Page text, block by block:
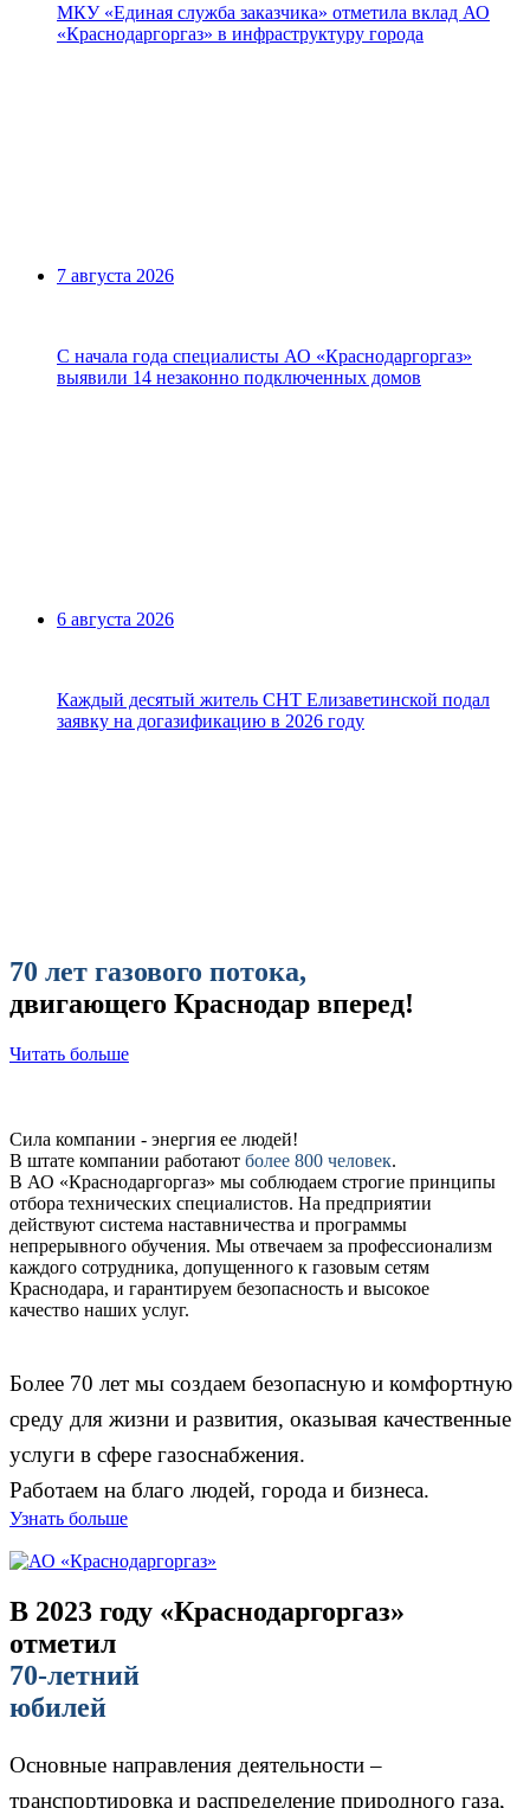
МКУ «Единая служба заказчика» отметила вклад АО
«Краснодаргоргаз» в инфраструктуру города
7 августа 2026
С начала года специалисты АО «Краснодаргоргаз»
выявили 14 незаконно подключенных домов
6 августа 2026
Каждый десятый житель СНТ Елизаветинской подал
заявку на догазификацию в 2026 году
70 лет газового потока,
двигающего Краснодар вперед!
Читать больше
Сила компании - энергия ее людей!
В штате компании работают более 800 человек.
В АО «Краснодаргоргаз» мы соблюдаем строгие принципы
отбора технических специалистов. На предприятии
действуют система наставничества и программы
непрерывного обучения. Мы отвечаем за профессионализм
каждого сотрудника, допущенного к газовым сетям
Краснодара, и гарантируем безопасность и высокое
качество наших услуг.
Более 70 лет мы создаем безопасную и комфортную
среду для жизни и развития, оказывая качественные
услуги в сфере газоснабжения.
Работаем на благо людей, города и бизнеса.
Узнать больше
В 2023 году «Краснодаргоргаз»
отметил
70-летний
юбилей
Основные направления деятельности –
транспортировка и распределение природного газа,